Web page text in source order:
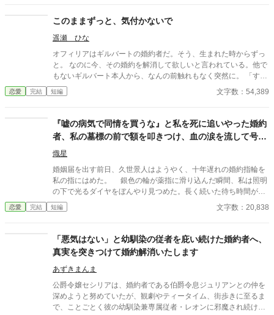
切り捨ててしまいましょう。
このままずっと、気付かないで
遥瀬 ひな
オフィリアはギルバートの婚約者だ。そう、生まれた時からずっ
と。 なのに今、その婚約を解消して欲しいと言われている。他で
もないギルバート本人から、なんの前触れもなく突然に。 「すま
ない、オフィリア。」 「畏まりました、王太子殿下。」 そう答え
るしかない、わたくし。それ以外の答えなど求められてはいない
恋愛 完結 短編 文字数：54,389
『嘘の病気で同情を買うな』と私を死に追いやった婚約
者、私の墓標の前で額を叩きつけ、血の涙を流して号泣
する大破滅！
熾星
婚姻届を出す前日、久世景人はようやく、十年遅れの婚約指輪を
私の指にはめた。 銀色の輪が薬指に滑り込んだ瞬間、私は照明
の下で光るダイヤをぼんやり見つめた。長く続いた待ち時間が、
やっと終わったような気がした。けれど次の瞬間、彼は私の手を
見下ろし、まるで似合わない品物を評するように静かな声で言っ
を失った。 景人はそのまま私の指先を取ると、さっきはめたば
かりの指輪を抜き取った。十年待ち続けた指輪は、彼の手のひら
の上で冷たく光っていた。 「この指輪、瑠奈の手にあったほうが
似合うと思う」 私は手を引き戻し、信じられない思いで彼を見
た。 「どういう意味？ 瑠奈と結婚するつもりなの？」 景人は
目を伏せ、指輪の縁を指先でなぞった。まるで、たいしたことで
はない問いを少し考えているだけのようだった。 「そこまでじゃ
ない。ただ、会えない時間が長くなると、どうしても瑠奈のこと
恋愛 完結 短編 文字数：20,838
「悪気はない」と幼馴染の従者を庇い続けた婚約者へ、
真実を突きつけて婚約解消いたします
あずきまんま
公爵令嬢セシリアは、婚約者である伯爵令息ジュリアンとの仲を
深めようと努めていたが、観劇やティータイム、街歩きに至るま
で、ことごとく彼の幼馴染兼専属従者・レオンに邪魔され続けて